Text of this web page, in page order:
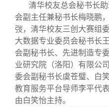
清华校友总会秘书长
会副主任兼秘书长梅晓鹏
弢，清华校友三创大赛组
大数据专业委员会秘书长
会副秘书长、先进制造专
业研究院（洛阳）有限公
委会副秘书长虞苍璧、白
教育服务平台导师李平代
由白笑怡主持。